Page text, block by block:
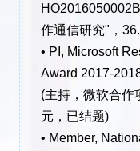
作通信研究"，
• PI, Microsoft
Award 2017-
(主持，微软合作
元，已结题)
• Member,